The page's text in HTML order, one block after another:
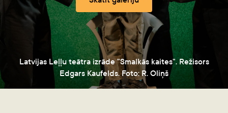
Latvijas Leļļu teātra izrāde "Smalkās kaites". Režisors
Edgars Kaufelds. Foto: R. Oliņš